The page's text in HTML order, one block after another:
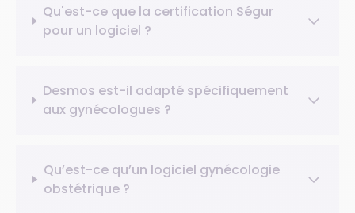
Qu'est-ce que la certification Ségur
pour un logiciel ?
Desmos est-il adapté spécifiquement
aux gynécologues ?
Qu’est-ce qu’un logiciel gynécologie
obstétrique ?